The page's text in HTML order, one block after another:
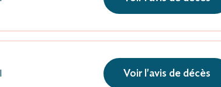
Voir l'avis de décès